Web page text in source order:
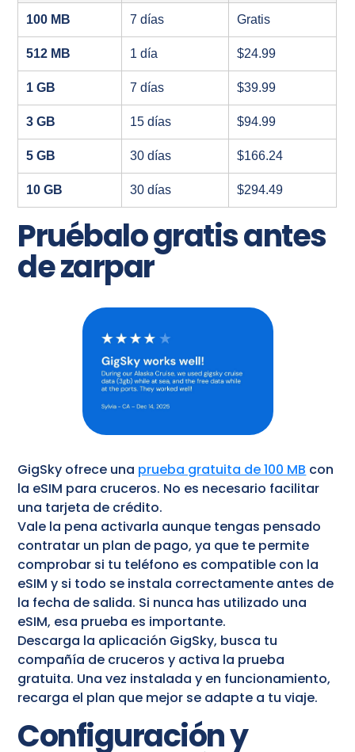
100 MB 7 días Gratis
512 MB 1 día $24.99
1 GB 7 días $39.99
3 GB 15 días $94.99
5 GB 30 días $166.24
10 GB 30 días $294.49
Pruébalo gratis antes
de zarpar
GigSky ofrece una prueba gratuita de 100 MB con
la eSIM para cruceros. No es necesario facilitar
una tarjeta de crédito.
Vale la pena activarla aunque tengas pensado
contratar un plan de pago, ya que te permite
comprobar si tu teléfono es compatible con la
eSIM y si todo se instala correctamente antes de
la fecha de salida. Si nunca has utilizado una
eSIM, esa prueba es importante.
Descarga la aplicación GigSky, busca tu
compañía de cruceros y activa la prueba
gratuita. Una vez instalada y en funcionamiento,
recarga el plan que mejor se adapte a tu viaje.
Configuración y